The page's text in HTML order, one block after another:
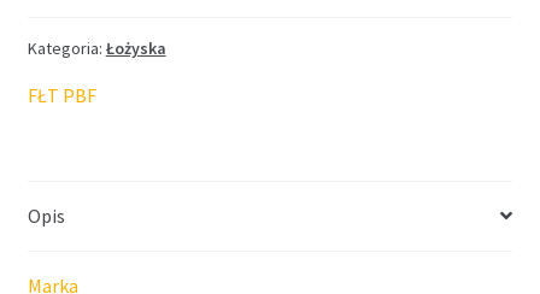
Kategoria: Łożyska
FŁT PBF
Opis
Marka